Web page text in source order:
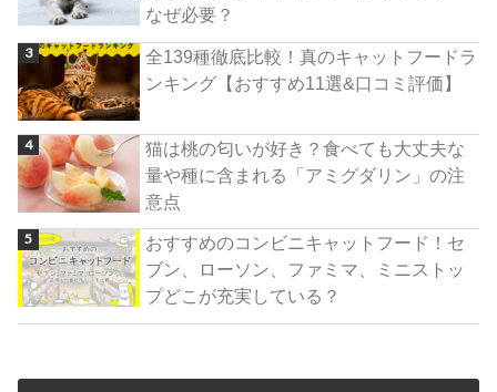
なぜ必要？
全139種徹底比較！真のキャットフードラ
ンキング【おすすめ11選&口コミ評価】
猫は桃の匂いが好き？食べても大丈夫な
量や種に含まれる「アミグダリン」の注
意点
おすすめのコンビニキャットフード！セ
ブン、ローソン、ファミマ、ミニストッ
プどこが充実している？